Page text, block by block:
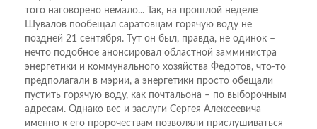
того наговорено немало... Так, на прошлой неделе
Шувалов пообещал саратовцам горячую воду не
поздней 21 сентября. Тут он был, правда, не одинок –
нечто подобное анонсировал областной замминистра
энергетики и коммунального хозяйства Федотов, что-то
предполагали в мэрии, а энергетики просто обещали
пустить горячую воду, как почтальона – по выборочным
адресам. Однако вес и заслуги Сергея Алексеевича
именно к его пророчествам позволяли прислушиваться